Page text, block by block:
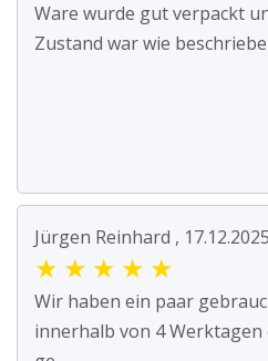
Ware wurde gut verpackt
Zustand war wie
Jürgen Reinhard , 17.12.2025
★ ★ ★ ★ ★
Wir haben ein paar
innerhalb von 4 Werktagen